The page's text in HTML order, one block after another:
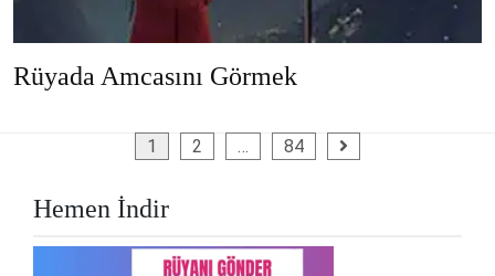
Rüyada Amcasını Görmek
1 2 … 84
Hemen İndir